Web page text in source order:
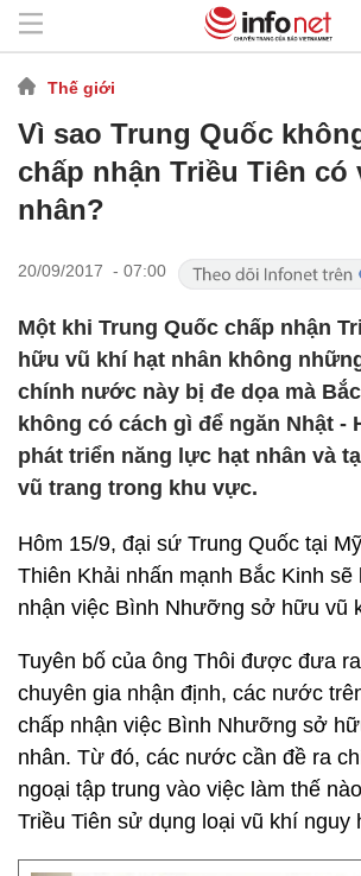
Thế giới
Vì sao Trung Quốc
chấp nhận Triều Tiên có
nhân?
20/09/2017 - 07:00
Một khi Trung Quốc chấp nhận
hữu vũ khí hạt nhân không
chính nước này bị đe dọa mà
không có cách gì để ngăn Nhật -
phát triển năng lực hạt nhân và
vũ trang trong khu vực.
Hôm 15/9, đại sứ Trung Quốc tại
Thiên Khải nhấn mạnh Bắc Kinh sẽ
nhận việc Bình Nhưỡng sở hữu vũ
Tuyên bố của ông Thôi được đưa
chuyên gia nhận định, các nước
chấp nhận việc Bình Nhưỡng sở
nhân. Từ đó, các nước cần đề ra
ngoại tập trung vào việc làm thế
Triều Tiên sử dụng loại vũ khí nguy